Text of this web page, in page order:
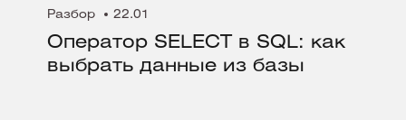
Разбор 22.01
Оператор SELECT в SQL: как
выбрать данные из базы